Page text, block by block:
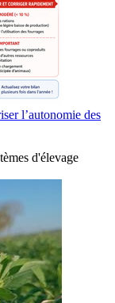
l’autonomie des
d'élevage